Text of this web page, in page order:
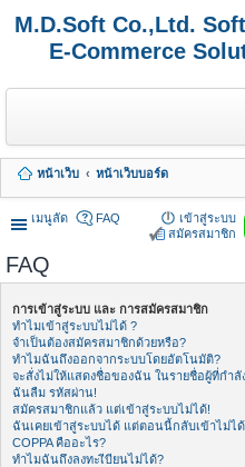
M.D.Soft Co.,Ltd.
E-Commerce
หน้าเว็บ
หน้าเว็บบอร์ด
เมนูลัด
FAQ
เข้าสู่ระบบ
สมัครสมาชิก
FAQ
การเข้าสู่ระบบ และ การสมัครสมาชิก
ทำไมเข้าสู่ระบบไม่ได้ ?
จำเป็นต้องสมัครสมาชิกด้วยหรือ?
ทำไมฉันถึงออกจากระบบโดยอัตโนมัติ?
จะสั่งไม่ให้แสดงชื่อของฉัน ในรายชื่อผู้ที่กำลั
ฉันลืม รหัสผ่าน!
สมัครสมาชิกแล้ว แต่เข้าสู่ระบบไม่ได้!
ฉันเคยเข้าสู่ระบบได้ แต่ตอนนี้กลับเข้าไม่ได้
COPPA คืออะไร?
ทำไมฉันถึงลงทะเีบียนไม่ได้?